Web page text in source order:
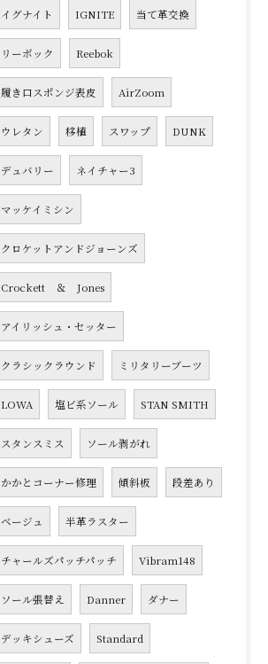
イグナイト IGNITE 当て革交換
リーボック Reebok
履き口スポンジ表皮 AirZoom
ウレタン 移植 スワップ DUNK
デュバリー ネイチャー3
マッケイミシン
クロケットアンドジョーンズ
Crockett ＆ Jones
アイリッシュ・セッター
クラシックラウンド ミリタリーブーツ
LOWA 塩ビ系ソール STAN SMITH
スタンスミス ソール剥がれ
かかとコーナー修理 傾斜板 段差あり
ベージュ 半革ラスター
チャールズパッチパッチ Vibram148
ソール張替え Danner ダナー
デッキシューズ Standard